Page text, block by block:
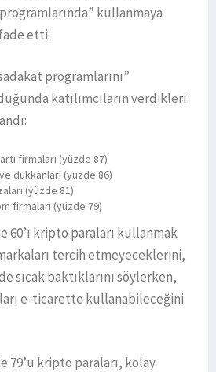
kullanmaya
etti.
programlarını”
katılımcıların verdikleri
firmaları (yüzde 87)
dükkanları (yüzde 86)
(yüzde 81)
firmaları (yüzde 79)
60’ı kripto paraları kullanmak
tercih etmeyeceklerini,
sıcak baktıklarını söylerken,
e-ticarette kullanabileceğini
79’u kripto paraları, kolay